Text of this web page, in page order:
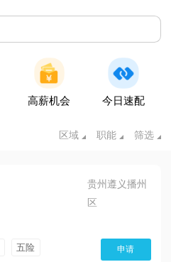
高薪机会 今日速配
区域 职能 筛选
贵州遵义播州
区
五险
申请